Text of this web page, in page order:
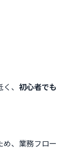
、 初心者でも
め、業務フロー